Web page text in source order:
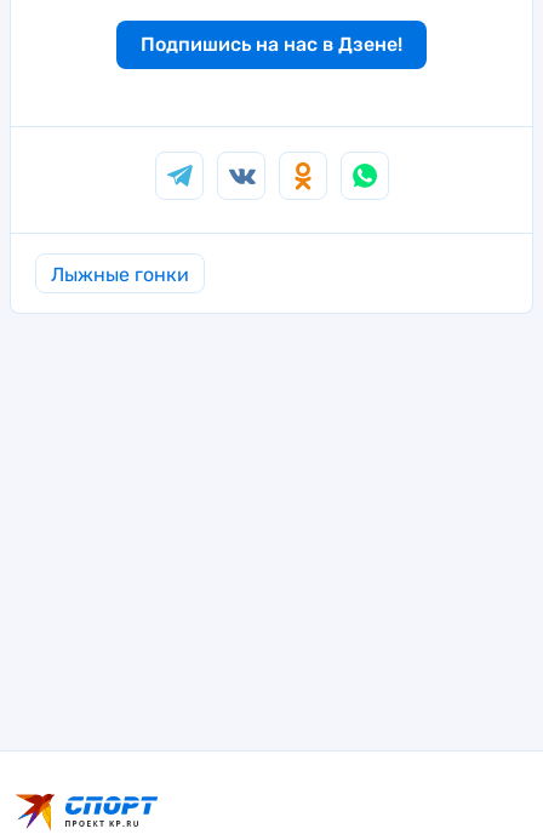
Подпишись на нас в Дзене!
Лыжные гонки